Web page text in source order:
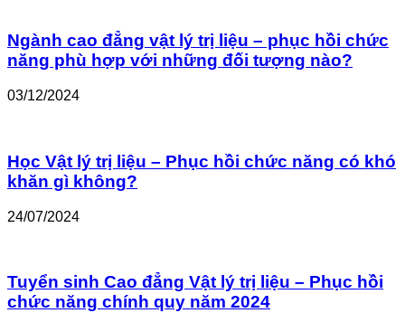
Ngành cao đẳng vật lý trị liệu – phục hồi chức
năng phù hợp với những đối tượng nào?
03/12/2024
Học Vật lý trị liệu – Phục hồi chức năng có khó
khăn gì không?
24/07/2024
Tuyển sinh Cao đẳng Vật lý trị liệu – Phục hồi
chức năng chính quy năm 2024